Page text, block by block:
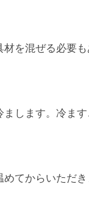
を混ぜる必要
します。冷ま
てからいただき